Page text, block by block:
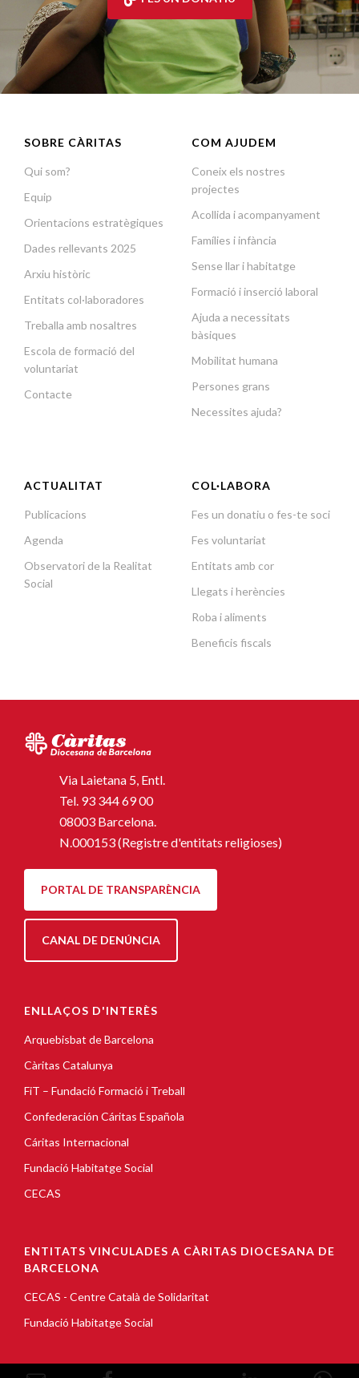
SOBRE CÀRITAS
Qui som?
Equip
Orientacions estratègiques
Dades rellevants 2025
Arxiu històric
Entitats col·laboradores
Treballa amb nosaltres
Escola de formació del
voluntariat
Contacte
COM AJUDEM
Coneix els nostres
projectes
Acollida i acompanyament
Famílies i infància
Sense llar i habitatge
Formació i inserció laboral
Ajuda a necessitats
bàsiques
Mobilitat humana
Persones grans
Necessites ajuda?
ACTUALITAT
Publicacions
Agenda
Observatori de la Realitat
Social
COL·LABORA
Fes un donatiu o fes-te soci
Fes voluntariat
Entitats amb cor
Llegats i herències
Roba i aliments
Beneficis fiscals
Via Laietana 5, Entl.
Tel. 93 344 69 00
08003 Barcelona.
N.000153 (Registre d'entitats religioses)
PORTAL DE TRANSPARÈNCIA
CANAL DE DENÚNCIA
ENLLAÇOS D'INTERÈS
Arquebisbat de Barcelona
Càritas Catalunya
FiT – Fundació Formació i Treball
Confederación Cáritas Española
Cáritas Internacional
Fundació Habitatge Social
CECAS
ENTITATS VINCULADES A CÀRITAS DIOCESANA DE
BARCELONA
CECAS - Centre Català de Solidaritat
Fundació Habitatge Social